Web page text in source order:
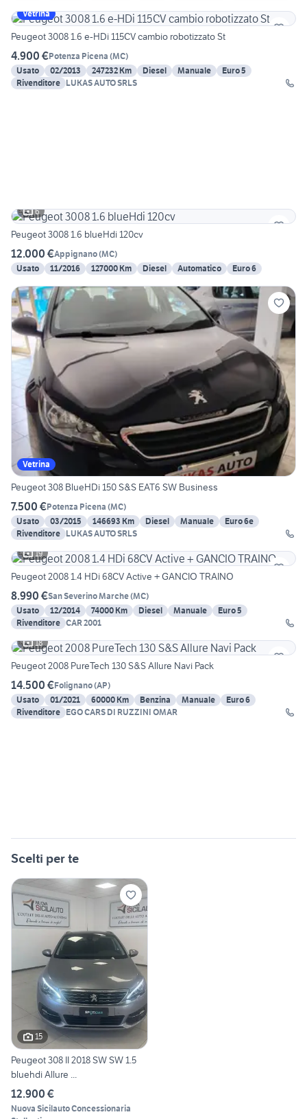
Vetrina
Peugeot 3008 1.6 e-HDi 115CV cambio robotizzato St
4.900 €Potenza Picena (MC)
Usato
02/2013 247232 Km Diesel Manuale
Euro 5
Rivenditore
LUKAS AUTO SRLS
6
Peugeot 3008 1.6 blueHdi 120cv
12.000 €Appignano(MC)
Usato
11/2016 127000 Km Diesel Automatico Euro 6
Vetrina
Peugeot 308 BlueHDi 150 S&S EAT6 SW Business
7.500 €Potenza Picena (MC)
Usato
03/2015 146693 Km Diesel Manuale
Euro 6e
Rivenditore
LUKAS AUTO SRLS
19
Peugeot 2008 1.4 HDi 68CV Active + GANCIO TRAINO
8.990 €San Severino Marche(MC)
Usato
12/2014 74000 Km Diesel Manuale
Euro 5
Rivenditore CAR 2001
18
Peugeot 2008 PureTech 130 S&S Allure Navi Pack
14.500 €Folignano(AP)
Usato
01/2021 60000 Km Benzina Manuale
Euro 6
Rivenditore EGO CARS DI RUZZINI OMAR
Scelti per te
15
Peugeot 308 II 2018 SW SW 1.5
bluehdi Allure ...
12.900 €
Nuova Sicilauto Concessionaria